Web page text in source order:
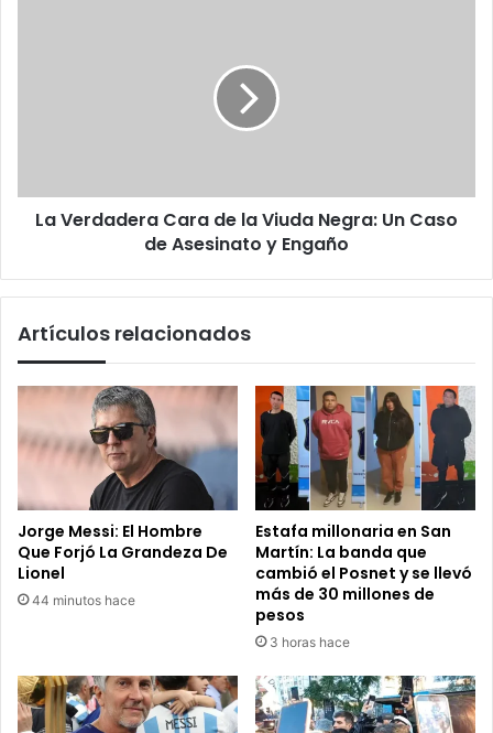
Caso
La Verdadera Cara de la Viuda Negra: Un Caso
de Asesinato y Engaño
Artículos relacionados
Jorge Messi: El Hombre
Que Forjó La Grandeza De
Lionel
44 minutos hace
Estafa millonaria en San
Martín: La banda que
cambió el Posnet y se llevó
más de 30 millones de
pesos
3 horas hace